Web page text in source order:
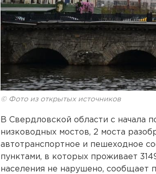
© Фото из открытых источников
В Свердловской области с начала
низководных мостов, 2 моста
автотранспортное и пешеходное
пунктами, в которых проживает
населения не нарушено, сообщает